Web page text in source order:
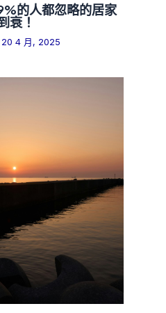
的人都忽略的居家
衰！
20 4 月, 2025